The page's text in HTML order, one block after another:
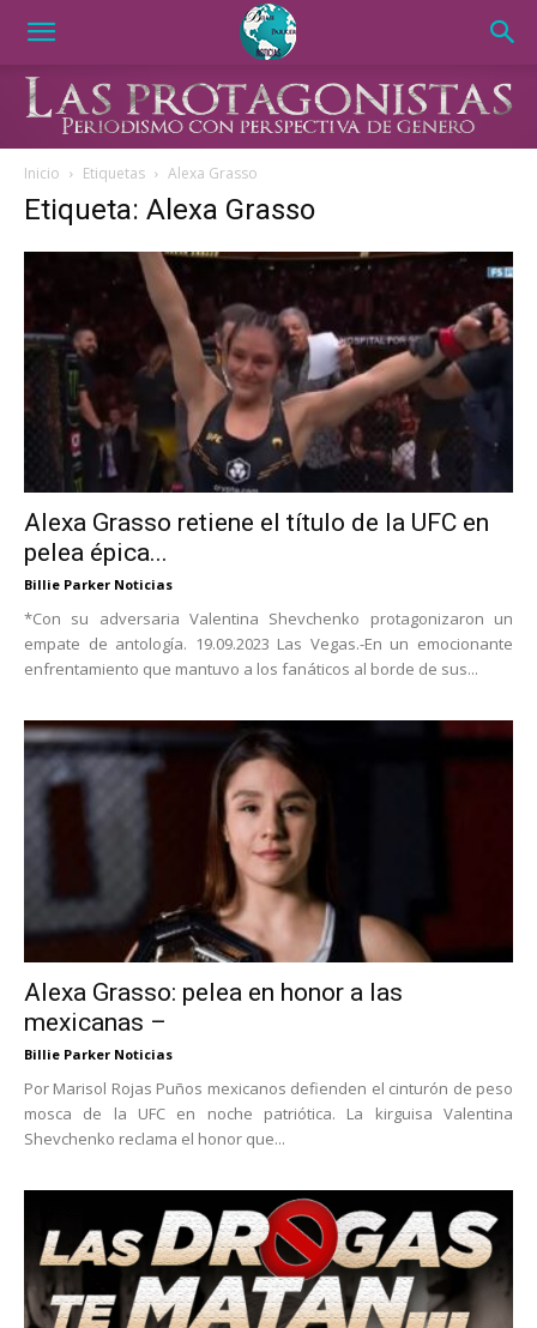
Inicio Etiquetas Alexa Grasso
Etiqueta: Alexa Grasso
Alexa Grasso retiene el título de la UFC en
pelea épica...
Billie Parker Noticias
*Con su adversaria Valentina Shevchenko protagonizaron un
empate de antología. 19.09.2023 Las Vegas.-En un emocionante
enfrentamiento que mantuvo a los fanáticos al borde de sus...
Alexa Grasso: pelea en honor a las
mexicanas –
Billie Parker Noticias
Por Marisol Rojas Puños mexicanos defienden el cinturón de peso
mosca de la UFC en noche patriótica. La kirguisa Valentina
Shevchenko reclama el honor que...